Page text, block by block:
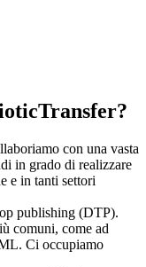
con una vasta
in grado di realizzare
e in tanti settori
publishing (DTP).
comuni, come ad
Ci occupiamo